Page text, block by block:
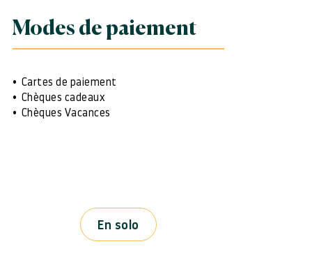
Modes de paiement
Cartes de paiement
Chèques cadeaux
Chèques Vacances
En solo